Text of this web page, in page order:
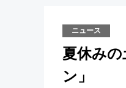
ニュース
夏休み
ン」